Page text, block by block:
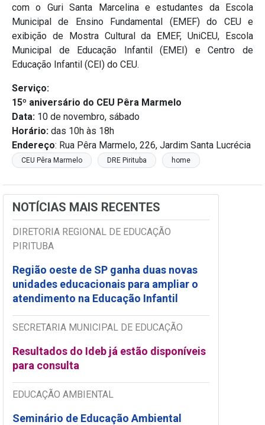
com o Guri Santa Marcelina e estudantes da Escola
Municipal de Ensino Fundamental (EMEF) do CEU e
exibição de Mostra Cultural da EMEF, UniCEU, Escola
Municipal de Educação Infantil (EMEI) e Centro de
Educação Infantil (CEI) do CEU.
Serviço:
15º aniversário do CEU Pêra Marmelo
Data: 10 de novembro, sábado
Horário: das 10h às 18h
Endereço: Rua Pêra Marmelo, 226, Jardim Santa Lucrécia
CEU Pêra Marmelo DRE Pirituba home
NOTÍCIAS MAIS RECENTES
DIRETORIA REGIONAL DE EDUCAÇÃO
PIRITUBA
Região oeste de SP ganha duas novas
unidades educacionais para ampliar o
atendimento na Educação Infantil
SECRETARIA MUNICIPAL DE EDUCAÇÃO
Resultados do Ideb já estão disponíveis
para consulta
EDUCAÇÃO AMBIENTAL
Seminário de Educação Ambiental